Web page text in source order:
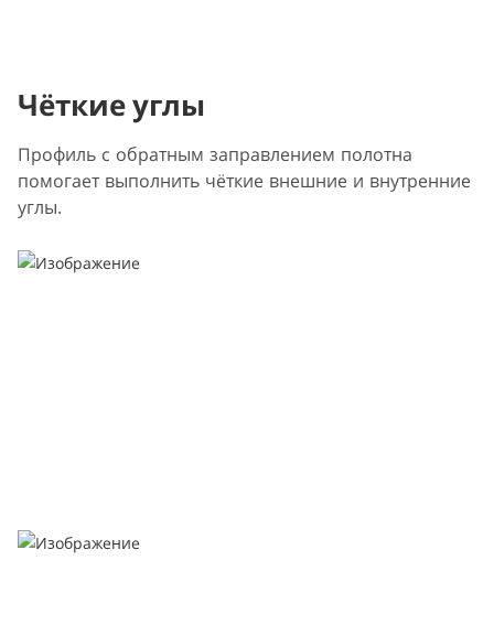
Чёткие углы
Профиль с обратным заправлением полотна
помогает выполнить чёткие внешние и внутренние
углы.